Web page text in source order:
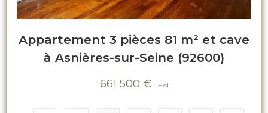
Appartement 3 pièces 81 m² et cave
à Asnières-sur-Seine (92600)
661 500 €